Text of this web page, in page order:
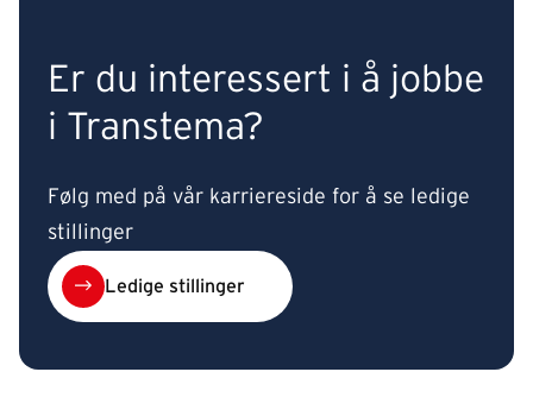
Er du interessert i å jobbe
i Transtema?
Følg med på vår karriereside for å se ledige
stillinger
Ledige stillinger